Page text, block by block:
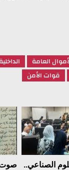
العامة الداخلية
قوات الأمن
الصناعي..
صوت